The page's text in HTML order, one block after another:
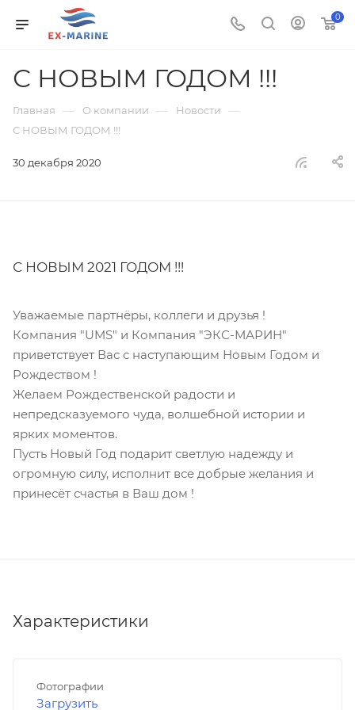
0
С НОВЫМ ГОДОМ !!!
Главная — О компании — Новости —
С НОВЫМ ГОДОМ !!!
30 декабря 2020
С НОВЫМ 2021 ГОДОМ !!!
Уважаемые партнёры, коллеги и друзья !
Компания "UMS" и Компания "ЭКС-МАРИН"
приветствует Вас с наступающим Новым Годом и
Рождеством !
Желаем Рождественской радости и
непредсказуемого чуда, волшебной истории и
ярких моментов.
Пусть Новый Год подарит светлую надежду и
огромную силу, исполнит все добрые желания и
принесёт счастья в Ваш дом !
Характеристики
Фотографии
Загрузить